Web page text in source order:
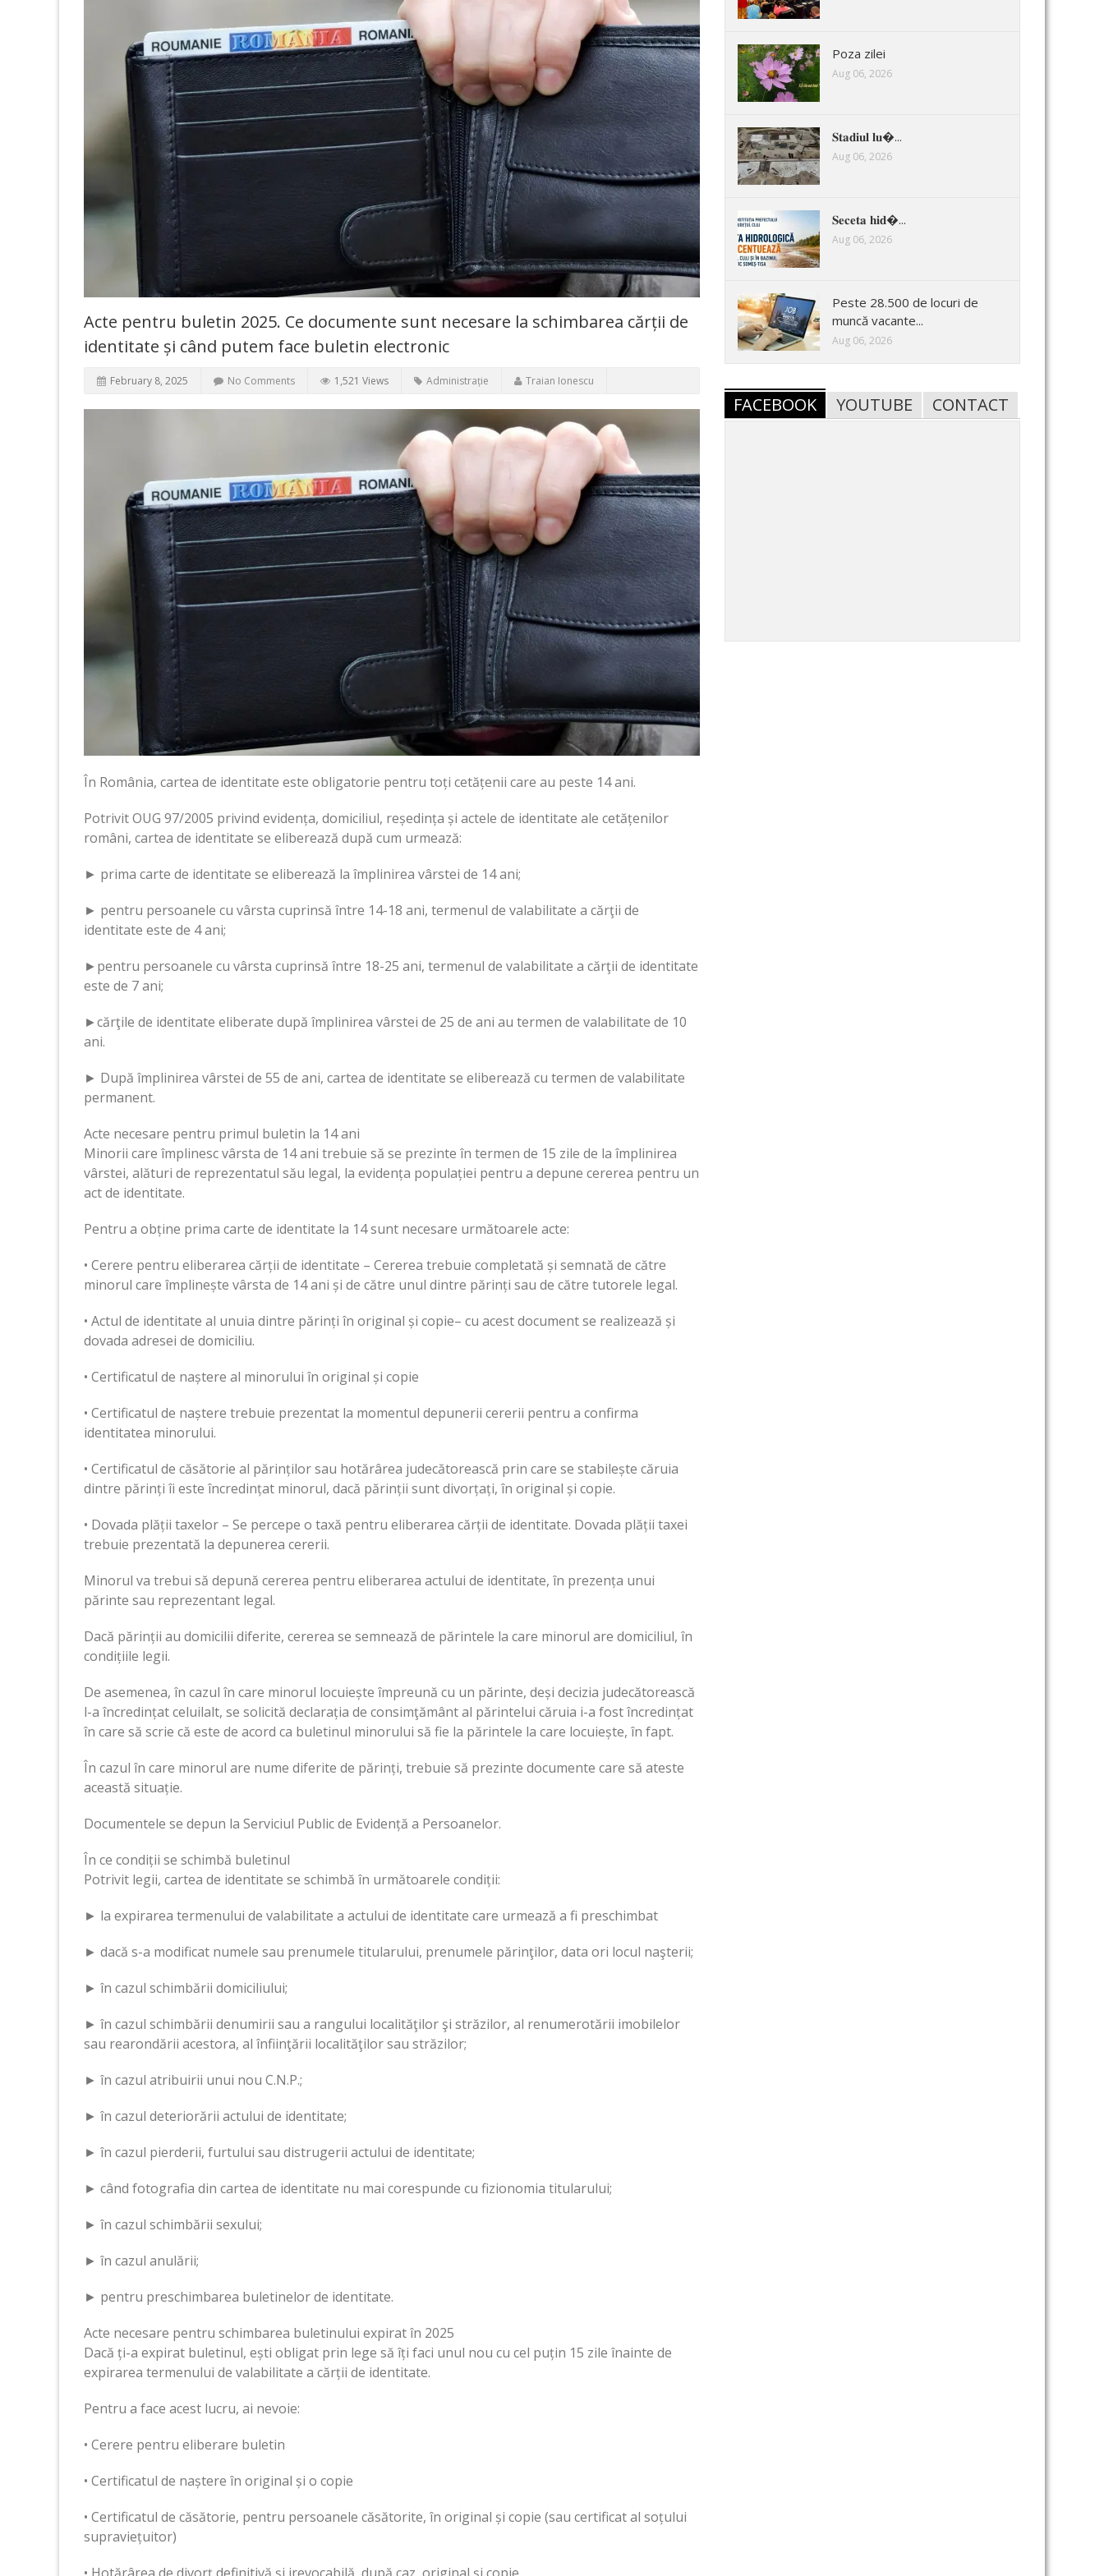
Acte pentru buletin 2025. Ce documente sunt necesare la schimbarea cărții de
identitate și când putem face buletin electronic
February 8, 2025 No Comments 1,521 Views Administrație Traian Ionescu
În România, cartea de identitate este obligatorie pentru toți cetățenii care au peste 14 ani.
Potrivit OUG 97/2005 privind evidența, domiciliul, reședința și actele de identitate ale cetățenilor
români, cartea de identitate se eliberează după cum urmează:
► prima carte de identitate se eliberează la împlinirea vârstei de 14 ani;
► pentru persoanele cu vârsta cuprinsă între 14-18 ani, termenul de valabilitate a cărţii de
identitate este de 4 ani;
►pentru persoanele cu vârsta cuprinsă între 18-25 ani, termenul de valabilitate a cărţii de identitate
este de 7 ani;
►cărţile de identitate eliberate după împlinirea vârstei de 25 de ani au termen de valabilitate de 10
ani.
► După împlinirea vârstei de 55 de ani, cartea de identitate se eliberează cu termen de valabilitate
permanent.
Acte necesare pentru primul buletin la 14 ani
Minorii care împlinesc vârsta de 14 ani trebuie să se prezinte în termen de 15 zile de la împlinirea
vârstei, alături de reprezentatul său legal, la evidența populației pentru a depune cererea pentru un
act de identitate.
Pentru a obține prima carte de identitate la 14 sunt necesare următoarele acte:
• Cerere pentru eliberarea cărții de identitate – Cererea trebuie completată și semnată de către
minorul care împlinește vârsta de 14 ani și de către unul dintre părinți sau de către tutorele legal.
• Actul de identitate al unuia dintre părinți în original și copie– cu acest document se realizează și
dovada adresei de domiciliu.
• Certificatul de naștere al minorului în original și copie
• Certificatul de naștere trebuie prezentat la momentul depunerii cererii pentru a confirma
identitatea minorului.
• Certificatul de căsătorie al părinților sau hotărârea judecătorească prin care se stabilește căruia
dintre părinți îi este încredințat minorul, dacă părinții sunt divorțați, în original și copie.
• Dovada plății taxelor – Se percepe o taxă pentru eliberarea cărții de identitate. Dovada plății taxei
trebuie prezentată la depunerea cererii.
Minorul va trebui să depună cererea pentru eliberarea actului de identitate, în prezența unui
părinte sau reprezentant legal.
Dacă părinții au domicilii diferite, cererea se semnează de părintele la care minorul are domiciliul, în
condițiile legii.
De asemenea, în cazul în care minorul locuiește împreună cu un părinte, deși decizia judecătorească
l-a încredințat celuilalt, se solicită declarația de consimţământ al părintelui căruia i-a fost încredințat
în care să scrie că este de acord ca buletinul minorului să fie la părintele la care locuiește, în fapt.
În cazul în care minorul are nume diferite de părinți, trebuie să prezinte documente care să ateste
această situație.
Documentele se depun la Serviciul Public de Evidență a Persoanelor.
În ce condiții se schimbă buletinul
Potrivit legii, cartea de identitate se schimbă în următoarele condiții:
► la expirarea termenului de valabilitate a actului de identitate care urmează a fi preschimbat
► dacă s-a modificat numele sau prenumele titularului, prenumele părinţilor, data ori locul naşterii;
► în cazul schimbării domiciliului;
► în cazul schimbării denumirii sau a rangului localităţilor şi străzilor, al renumerotării imobilelor
sau rearondării acestora, al înfiinţării localităţilor sau străzilor;
► în cazul atribuirii unui nou C.N.P.;
► în cazul deteriorării actului de identitate;
► în cazul pierderii, furtului sau distrugerii actului de identitate;
► când fotografia din cartea de identitate nu mai corespunde cu fizionomia titularului;
► în cazul schimbării sexului;
► în cazul anulării;
► pentru preschimbarea buletinelor de identitate.
Acte necesare pentru schimbarea buletinului expirat în 2025
Dacă ți-a expirat buletinul, ești obligat prin lege să îți faci unul nou cu cel puțin 15 zile înainte de
expirarea termenului de valabilitate a cărții de identitate.
Pentru a face acest lucru, ai nevoie:
• Cerere pentru eliberare buletin
• Certificatul de naștere în original și o copie
• Certificatul de căsătorie, pentru persoanele căsătorite, în original și copie (sau certificat al soțului
supraviețuitor)
Poza zilei
Aug 06, 2026
𝐒𝐭𝐚𝐝𝐢𝐮𝐥 𝐥𝐮�...
Aug 06, 2026
𝐒𝐞𝐜𝐞𝐭𝐚 𝐡𝐢𝐝�...
Aug 06, 2026
Peste 28.500 de locuri de
muncă vacante...
Aug 06, 2026
FACEBOOK YOUTUBE CONTACT